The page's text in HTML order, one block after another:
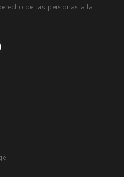
de las personas a la